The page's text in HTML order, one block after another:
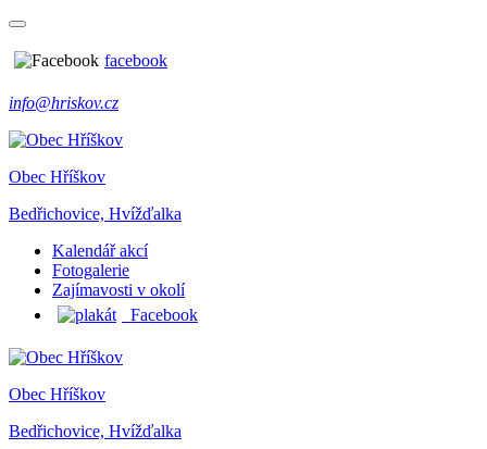
facebook
info@hriskov.cz
Obec Hříškov
Bedřichovice, Hvížďalka
Kalendář akcí
Fotogalerie
Zajímavosti v okolí
Facebook
Obec Hříškov
Bedřichovice, Hvížďalka